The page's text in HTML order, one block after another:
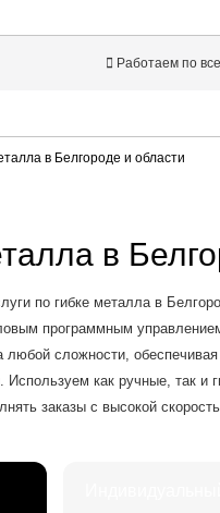
Работаем по
в Белгороде и области
в
по гибке металла в
программным
любой сложности,
Используем как ручные, так и
заказы с высокой